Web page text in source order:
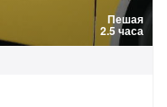
Пешая
2.5 часа